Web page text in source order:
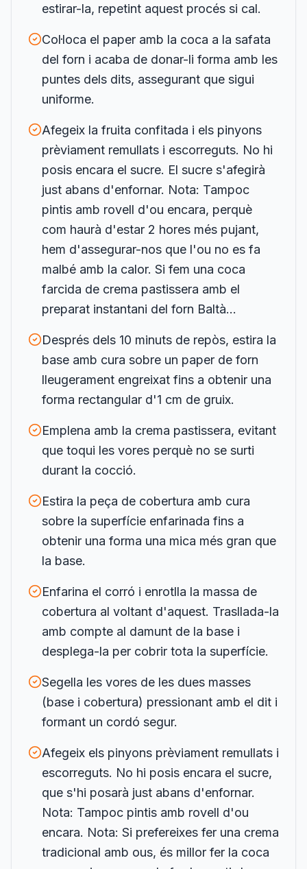
estirar-la, repetint aquest procés si cal.
Col·loca el paper amb la coca a la safata
del forn i acaba de donar-li forma amb les
puntes dels dits, assegurant que sigui
uniforme.
Afegeix la fruita confitada i els pinyons
prèviament remullats i escorreguts. No hi
posis encara el sucre. El sucre s'afegirà
just abans d'enfornar. Nota: Tampoc
pintis amb rovell d'ou encara, perquè
com haurà d'estar 2 hores més pujant,
hem d'assegurar-nos que l'ou no es fa
malbé amb la calor. Si fem una coca
farcida de crema pastissera amb el
preparat instantani del forn Baltà...
Després dels 10 minuts de repòs, estira la
base amb cura sobre un paper de forn
lleugerament engreixat fins a obtenir una
forma rectangular d'1 cm de gruix.
Emplena amb la crema pastissera, evitant
que toqui les vores perquè no se surti
durant la cocció.
Estira la peça de cobertura amb cura
sobre la superfície enfarinada fins a
obtenir una forma una mica més gran que
la base.
Enfarina el corró i enrotlla la massa de
cobertura al voltant d'aquest. Trasllada-la
amb compte al damunt de la base i
desplega-la per cobrir tota la superfície.
Segella les vores de les dues masses
(base i cobertura) pressionant amb el dit i
formant un cordó segur.
Afegeix els pinyons prèviament remullats i
escorreguts. No hi posis encara el sucre,
que s'hi posarà just abans d'enfornar.
Nota: Tampoc pintis amb rovell d'ou
encara. Nota: Si prefereixes fer una crema
tradicional amb ous, és millor fer la coca